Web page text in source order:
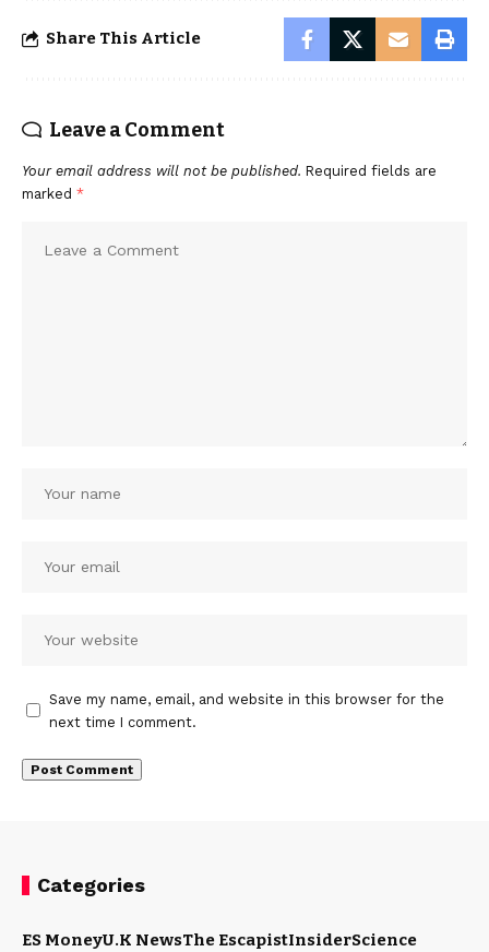
Share This Article
Leave a Comment
Your email address will not be published. Required fields are
marked *
Save my name, email, and website in this browser for the
next time I comment.
Categories
ES MoneyU.K NewsThe EscapistInsiderScience